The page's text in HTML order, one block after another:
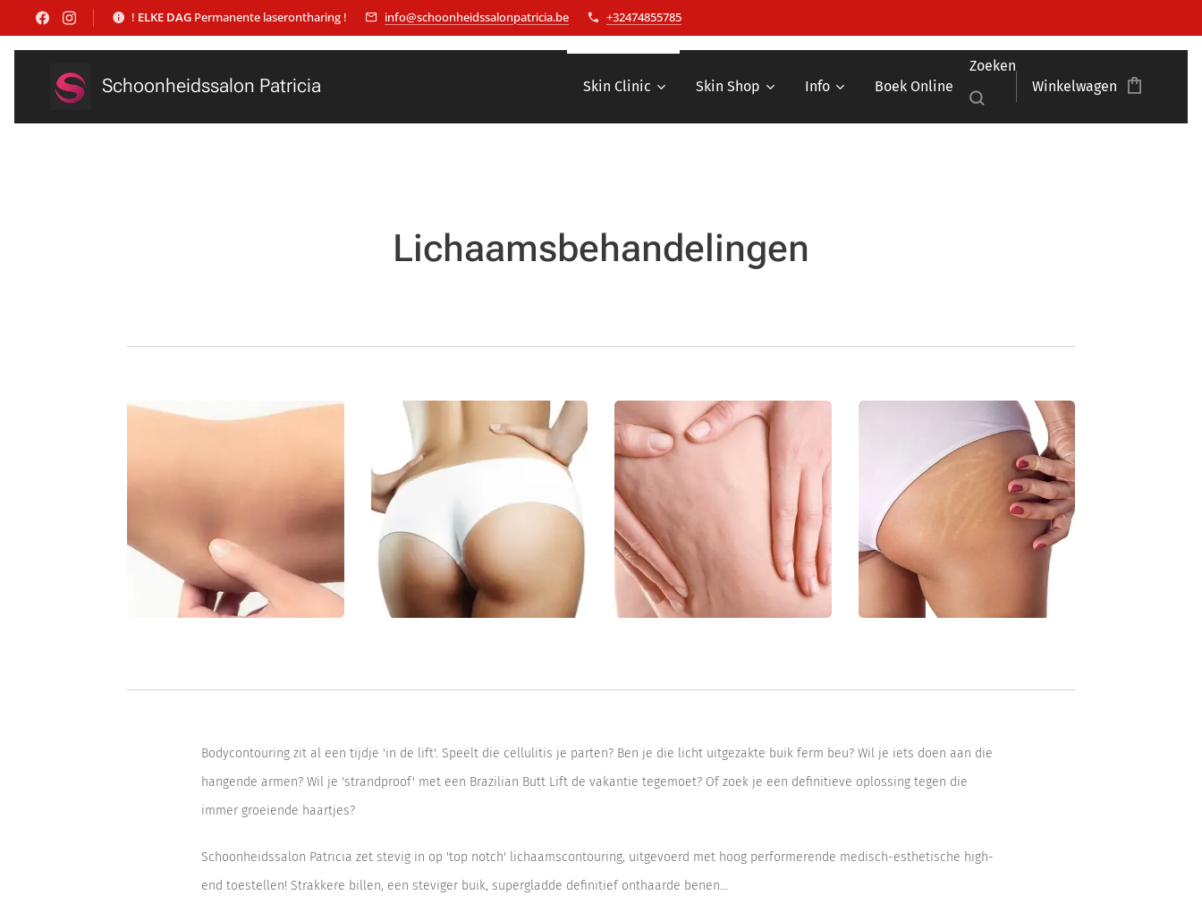
! ELKE DAG Permanente laserontharing ! info@schoonheidssalonpatricia.be +32474855785
Schoonheidssalon Patricia Skin Clinic Skin Shop Info Boek Online
Zoeken
Winkelwagen
Lichaamsbehandelingen
Bodycontouring zit al een tijdje 'in de lift'. Speelt die cellulitis je parten? Ben je die licht uitgezakte buik ferm beu? Wil je iets doen aan die
hangende armen? Wil je 'strandproof' met een Brazilian Butt Lift de vakantie tegemoet? Of zoek je een definitieve oplossing tegen die
immer groeiende haartjes?
Schoonheidssalon Patricia zet stevig in op 'top notch' lichaamscontouring, uitgevoerd met hoog performerende medisch-esthetische high-
end toestellen! Strakkere billen, een steviger buik, supergladde definitief onthaarde benen...